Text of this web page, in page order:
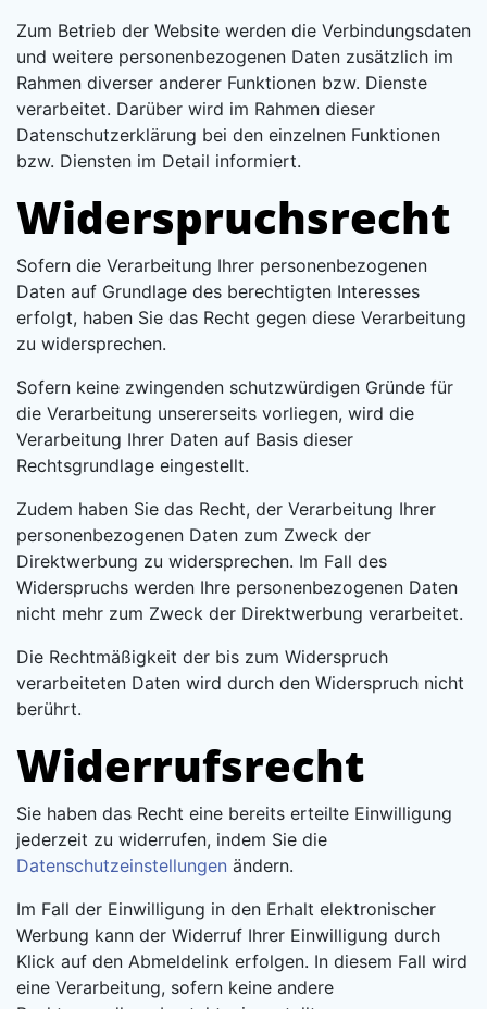
Zum Betrieb der Website werden die Verbindungsdaten
und weitere personenbezogenen Daten zusätzlich im
Rahmen diverser anderer Funktionen bzw. Dienste
verarbeitet. Darüber wird im Rahmen dieser
Datenschutzerklärung bei den einzelnen Funktionen
bzw. Diensten im Detail informiert.
Widerspruchsrecht
Sofern die Verarbeitung Ihrer personenbezogenen
Daten auf Grundlage des berechtigten Interesses
erfolgt, haben Sie das Recht gegen diese Verarbeitung
zu widersprechen.
Sofern keine zwingenden schutzwürdigen Gründe für
die Verarbeitung unsererseits vorliegen, wird die
Verarbeitung Ihrer Daten auf Basis dieser
Rechtsgrundlage eingestellt.
Zudem haben Sie das Recht, der Verarbeitung Ihrer
personenbezogenen Daten zum Zweck der
Direktwerbung zu widersprechen. Im Fall des
Widerspruchs werden Ihre personenbezogenen Daten
nicht mehr zum Zweck der Direktwerbung verarbeitet.
Die Rechtmäßigkeit der bis zum Widerspruch
verarbeiteten Daten wird durch den Widerspruch nicht
berührt.
Widerrufsrecht
Sie haben das Recht eine bereits erteilte Einwilligung
jederzeit zu widerrufen, indem Sie die
Datenschutzeinstellungen ändern.
Im Fall der Einwilligung in den Erhalt elektronischer
Werbung kann der Widerruf Ihrer Einwilligung durch
Klick auf den Abmeldelink erfolgen. In diesem Fall wird
eine Verarbeitung, sofern keine andere